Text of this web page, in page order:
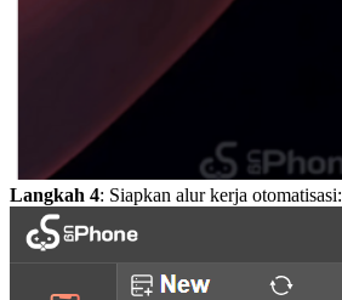
Langkah 4: Siapkan alur kerja otomatisasi: